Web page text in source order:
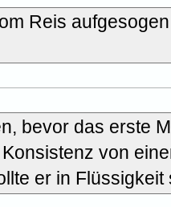
Reis
bevor das erste
von
er in Flüssigkeit